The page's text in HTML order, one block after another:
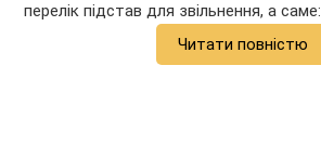
перелік підстав для звільнення, а саме:
Читати повністю